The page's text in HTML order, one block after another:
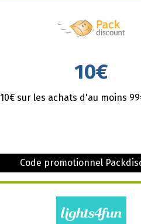
10€
sur les achats d'au moins
Code promotionnel